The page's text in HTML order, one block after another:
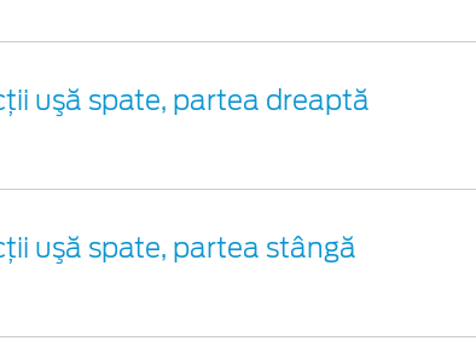
uşă spate, partea dreaptă
uşă spate, partea stângă